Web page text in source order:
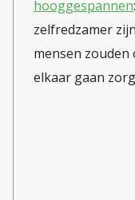
de Grieken uit
worden: Zo’n
ook wel goed
hooggespannen
zelfredzamer
mensen
elkaar gaan